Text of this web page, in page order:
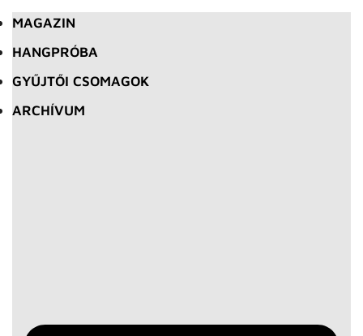
MAGAZIN
HANGPRÓBA
GYŰJTŐI CSOMAGOK
ARCHÍVUM